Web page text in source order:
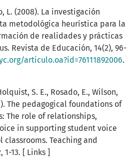
L. (2008). La investigación
metodológica heurística para la
de realidades y prácticas
Revista de Educación, 14(2), 96-
articulo.oa?id=76111892006.
S. E., Rosado, E., Wilson,
The pedagogical foundations of
The role of relationships,
in supporting student voice
Teaching and
1-13. [ Links ]